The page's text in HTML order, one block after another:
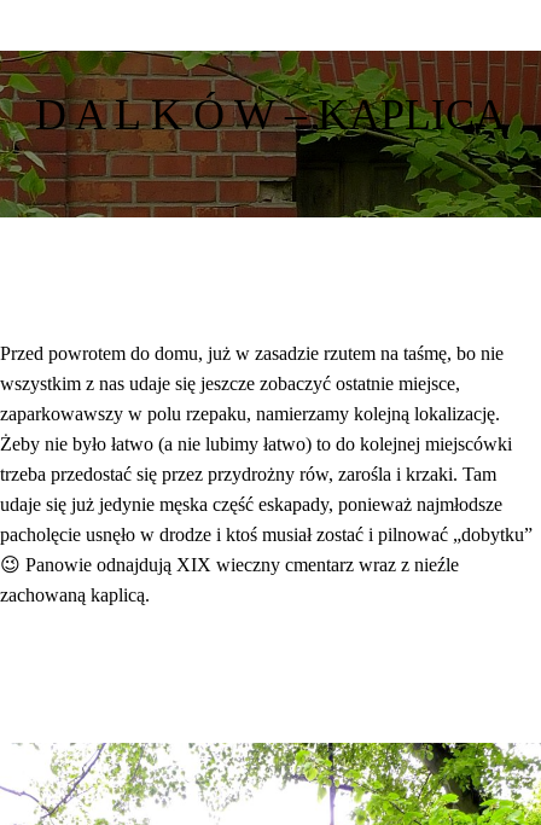
D A L K Ó W – KAPLICA
Przed powrotem do domu, już w zasadzie rzutem na taśmę, bo nie
wszystkim z nas udaje się jeszcze zobaczyć ostatnie miejsce,
zaparkowawszy w polu rzepaku, namierzamy kolejną lokalizację.
Żeby nie było łatwo (a nie lubimy łatwo) to do kolejnej miejscówki
trzeba przedostać się przez przydrożny rów, zarośla i krzaki. Tam
udaje się już jedynie męska część eskapady, ponieważ najmłodsze
pacholęcie usnęło w drodze i ktoś musiał zostać i pilnować „dobytku”
😉 Panowie odnajdują XIX wieczny cmentarz wraz z nieźle
zachowaną kaplicą.